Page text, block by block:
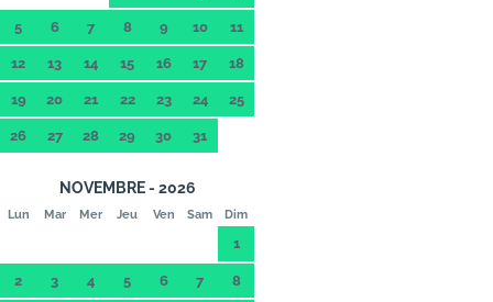
5 6 7 8 9 10 11
12 13 14 15 16 17 18
19 20 21 22 23 24 25
26 27 28 29 30 31
NOVEMBRE - 2026
Lun Mar Mer Jeu Ven Sam Dim
1
2 3 4 5 6 7 8